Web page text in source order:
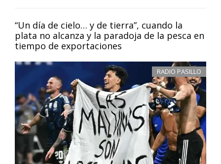
“Un día de cielo… y de tierra”, cuando la
plata no alcanza y la paradoja de la pesca en
tiempo de exportaciones
RADIO PASILLO